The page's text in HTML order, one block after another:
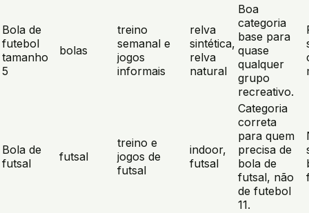
Bola de
futebol
tamanho
5
bolas
treino
semanal e
jogos
informais
relva
sintética,
relva
natural
Boa
categoria
base para
quase
qualquer
grupo
recreativo.
Bola de
futsal
futsal
treino e
jogos de
futsal
indoor,
futsal
Categoria
correta
para quem
precisa de
bola de
futsal, não
de futebol
11.